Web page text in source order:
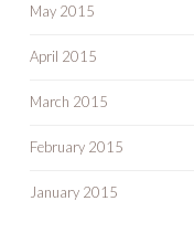
May 2015
April 2015
March 2015
February 2015
January 2015